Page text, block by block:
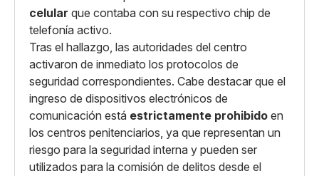
celular que contaba con su respectivo chip de
telefonía activo.
Tras el hallazgo, las autoridades del centro
activaron de inmediato los protocolos de
seguridad correspondientes. Cabe destacar que el
ingreso de dispositivos electrónicos de
comunicación está estrictamente prohibido en
los centros penitenciarios, ya que representan un
riesgo para la seguridad interna y pueden ser
utilizados para la comisión de delitos desde el